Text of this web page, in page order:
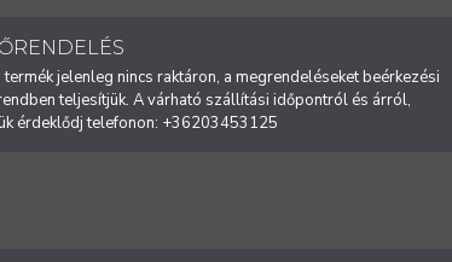
termék jelenleg nincs raktáron, a megrendeléseket beérkezési
teljesítjük. A várható szállítási időpontról és árról,
érdeklődj telefonon: +36203453125